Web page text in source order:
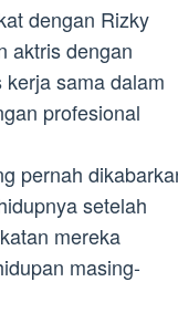
dengan Rizky
aktris dengan
sama dalam
profesional
pernah
setelah
mereka
masing-